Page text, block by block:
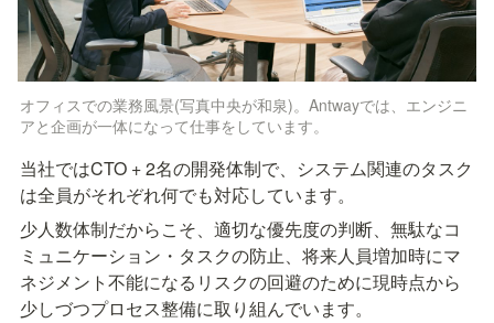
オフィスでの業務風景(写真中央が和泉)。Antwayでは、エンジニ
アと企画が一体になって仕事をしています。
当社ではCTO + 2名の開発体制で、システム関連のタスク
は全員がそれぞれ何でも対応しています。
少人数体制だからこそ、適切な優先度の判断、無駄なコ
ミュニケーション・タスクの防止、将来人員増加時にマ
ネジメント不能になるリスクの回避のために現時点から
少しづつプロセス整備に取り組んでいます。